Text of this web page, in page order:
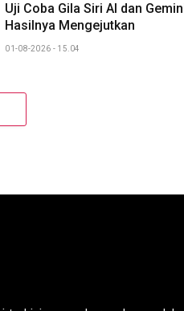
Uji Coba Gila Siri AI dan
Hasilnya Mengejutkan
01-08-2026 - 15.04